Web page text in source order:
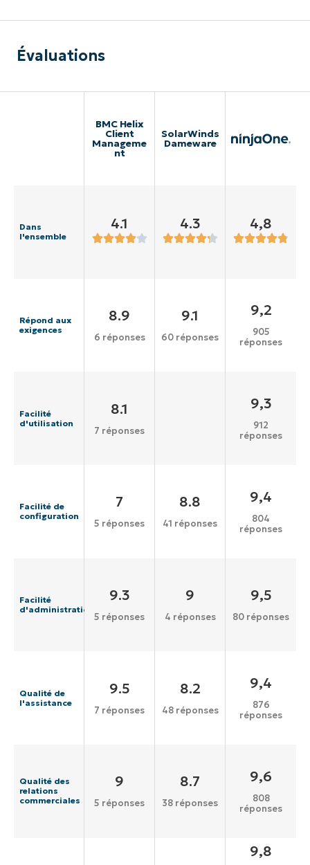
Évaluations
BMC Helix
Client
Manageme
nt
SolarWinds
Dameware
Dans
l'ensemble
4.1 4.3 4,8
Répond aux
exigences
8.9
6 réponses
9.1
60 réponses
9,2
905
réponses
Facilité
d'utilisation
8.1
7 réponses
9,3
912
réponses
Facilité de
configuration
7
5 réponses
8.8
41 réponses
9,4
804
réponses
Facilité
d'administration
9.3
5 réponses
9
4 réponses
9,5
80 réponses
Qualité de
l'assistance
9.5
7 réponses
8.2
48 réponses
9,4
876
réponses
Qualité des
relations
commerciales
9
5 réponses
8.7
38 réponses
9,6
808
réponses
9,8